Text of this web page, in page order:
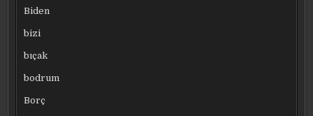
Biden
bizi
bıçak
bodrum
Borç